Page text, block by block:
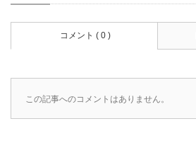
コメント ( 0 )
この記事へのコメントはありません。